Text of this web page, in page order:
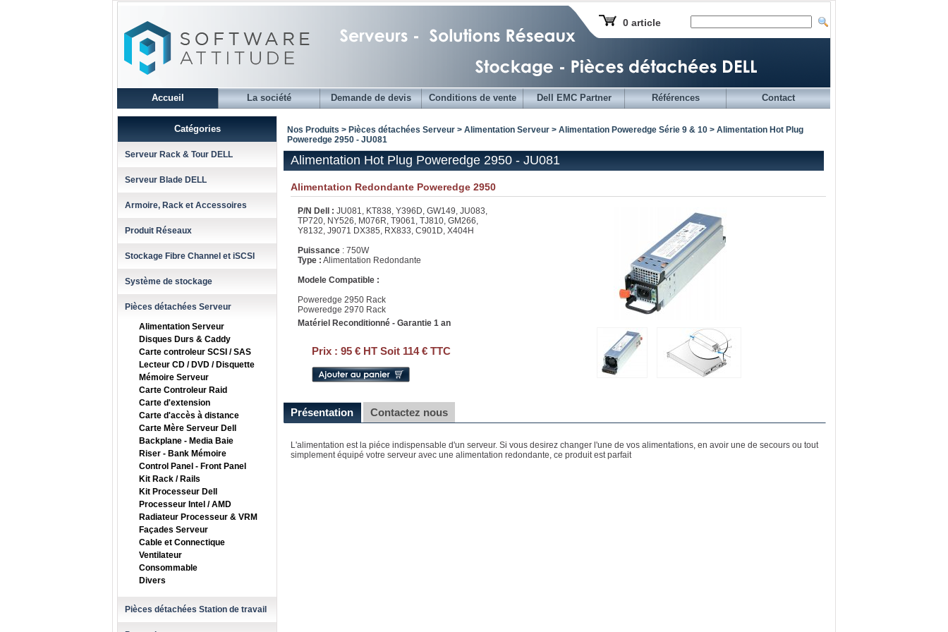
0 article
Accueil La société Demande de devis Conditions de vente Dell EMC Partner Références Contact
Catégories
Serveur Rack & Tour DELL
Serveur Blade DELL
Armoire, Rack et Accessoires
Produit Réseaux
Stockage Fibre Channel et iSCSI
Système de stockage
Pièces détachées Serveur
Alimentation Serveur
Disques Durs & Caddy
Carte controleur SCSI / SAS
Lecteur CD / DVD / Disquette
Mémoire Serveur
Carte Controleur Raid
Carte d'extension
Carte d'accès à distance
Carte Mère Serveur Dell
Backplane - Media Baie
Riser - Bank Mémoire
Control Panel - Front Panel
Kit Rack / Rails
Kit Processeur Dell
Processeur Intel / AMD
Radiateur Processeur & VRM
Façades Serveur
Cable et Connectique
Ventilateur
Consommable
Divers
Pièces détachées Station de travail
Nos Produits > Pièces détachées Serveur > Alimentation Serveur > Alimentation Poweredge Série 9 & 10 > Alimentation Hot Plug
Poweredge 2950 - JU081
Alimentation Hot Plug Poweredge 2950 - JU081
Alimentation Redondante Poweredge 2950
P/N Dell : JU081, KT838, Y396D, GW149, JU083,
TP720, NY526, M076R, T9061, TJ810, GM266,
Y8132, J9071 DX385, RX833, C901D, X404H
Puissance : 750W
Type : Alimentation Redondante
Modele Compatible :
Poweredge 2950 Rack
Poweredge 2970 Rack
Matériel Reconditionné - Garantie 1 an
Prix : 95 € HT Soit 114 € TTC
Présentation Contactez nous
L'alimentation est la piéce indispensable d'un serveur. Si vous desirez changer l'une de vos alimentations, en avoir une de secours ou tout
simplement équipé votre serveur avec une alimentation redondante, ce produit est parfait